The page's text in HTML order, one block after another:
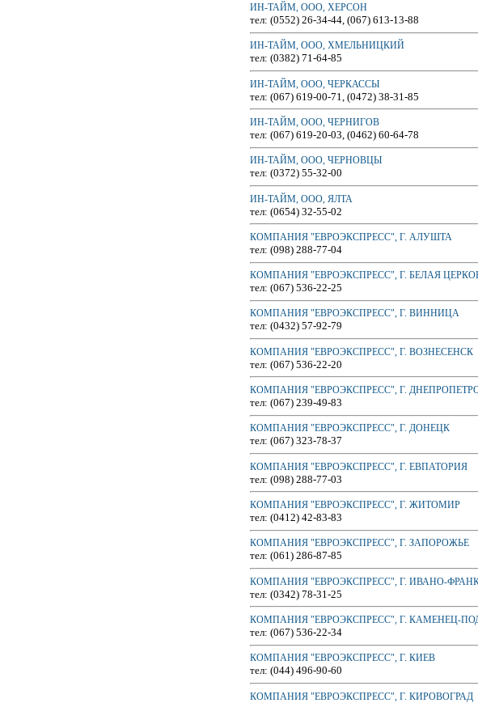
ИН-ТАЙМ, ООО, ХЕРСОН
тел: (0552) 26-34-44, (067) 613-13-88
ИН-ТАЙМ, ООО, ХМЕЛЬНИЦКИЙ
тел: (0382) 71-64-85
ИН-ТАЙМ, ООО, ЧЕРКАССЫ
тел: (067) 619-00-71, (0472) 38-31-85
ИН-ТАЙМ, ООО, ЧЕРНИГОВ
тел: (067) 619-20-03, (0462) 60-64-78
ИН-ТАЙМ, ООО, ЧЕРНОВЦЫ
тел: (0372) 55-32-00
ИН-ТАЙМ, ООО, ЯЛТА
тел: (0654) 32-55-02
КОМПАНИЯ "ЕВРОЭКСПРЕСС", Г. АЛУШТА
тел: (098) 288-77-04
КОМПАНИЯ "ЕВРОЭКСПРЕСС", Г. БЕЛАЯ
тел: (067) 536-22-25
КОМПАНИЯ "ЕВРОЭКСПРЕСС", Г. ВИННИЦА
тел: (0432) 57-92-79
КОМПАНИЯ "ЕВРОЭКСПРЕСС", Г. ВОЗНЕСЕНСК
тел: (067) 536-22-20
КОМПАНИЯ "ЕВРОЭКСПРЕСС", Г.
тел: (067) 239-49-83
КОМПАНИЯ "ЕВРОЭКСПРЕСС", Г. ДОНЕЦК
тел: (067) 323-78-37
КОМПАНИЯ "ЕВРОЭКСПРЕСС", Г. ЕВПАТОРИЯ
тел: (098) 288-77-03
КОМПАНИЯ "ЕВРОЭКСПРЕСС", Г. ЖИТОМИР
тел: (0412) 42-83-83
КОМПАНИЯ "ЕВРОЭКСПРЕСС", Г. ЗАПОРОЖЬЕ
тел: (061) 286-87-85
КОМПАНИЯ "ЕВРОЭКСПРЕСС", Г. ИВАНО-
тел: (0342) 78-31-25
КОМПАНИЯ "ЕВРОЭКСПРЕСС", Г. КАМЕНЕЦ-
тел: (067) 536-22-34
КОМПАНИЯ "ЕВРОЭКСПРЕСС", Г. КИЕВ
тел: (044) 496-90-60
КОМПАНИЯ "ЕВРОЭКСПРЕСС", Г. КИРОВОГРАД